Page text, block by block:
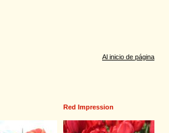
Al inicio de página
Red Impression